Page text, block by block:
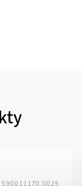
590011170.0025